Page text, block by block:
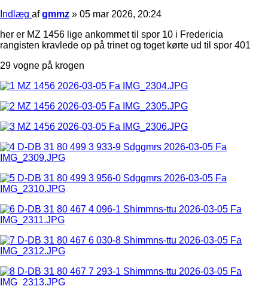
Indlæg afgmmz » 05 mar 2026, 20:24
her er MZ 1456 lige ankommet til spor 10 i Fredericia
rangisten kravlede op på trinet og toget kørte ud til spor 401
29 vogne på krogen